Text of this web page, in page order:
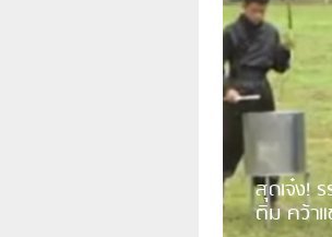
สุดเจ๋ง!
ติม คว้า